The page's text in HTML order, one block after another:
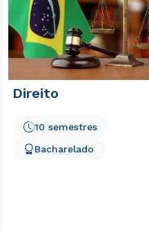
Direito
10 semestres
Bacharelado